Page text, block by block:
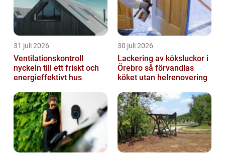
31 juli 2026
Ventilationskontroll
nyckeln till ett friskt och
energieffektivt hus
30 juli 2026
Lackering av köksluckor i
Örebro så förvandlas
köket utan helrenovering